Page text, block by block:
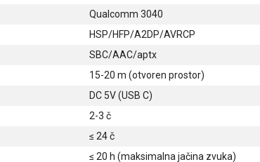
Qualcomm 3040
HSP/HFP/A2DP/AVRCP
SBC/AAC/aptx
15-20 m (otvoren prostor)
DC 5V (USB C)
2-3 č
≤ 24 č
≤ 20 h (maksimalna jačina zvuka)